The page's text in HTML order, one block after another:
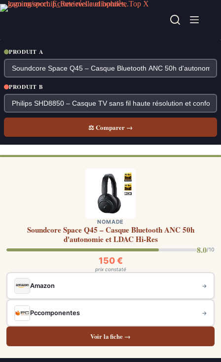
Passer
au
PRODUIT A
PRODUIT B
⚖ Comparer →
NOMADE
Soundcore Space Q45 – Casque Bluetooth ANC 50h
d'autonomie et LDAC Hi-Res
8.0/10
150 €
prix constaté
Amazon →
Pccomponentes →
Voir la fiche →